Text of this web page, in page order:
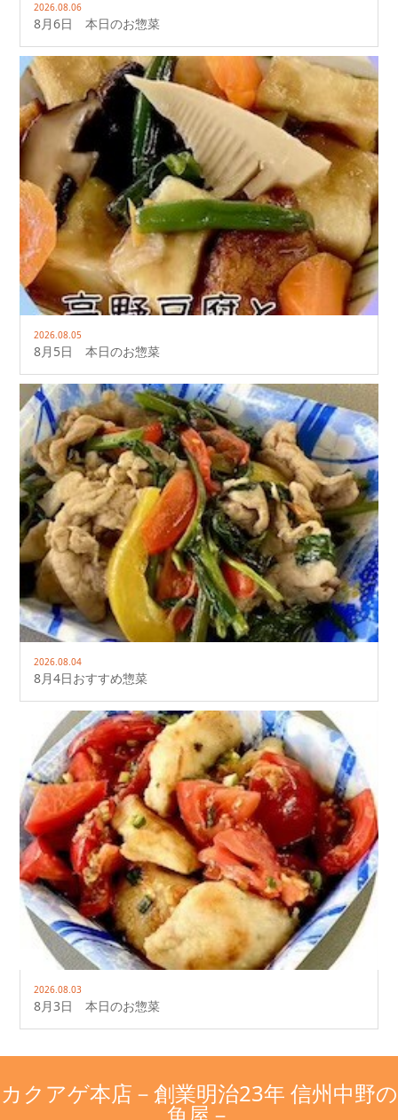
2026.08.06
8月6日 本日のお惣菜
2026.08.05
8月5日 本日のお惣菜
2026.08.04
8月4日おすすめ惣菜
2026.08.03
8月3日 本日のお惣菜
カクアゲ本店－創業明治23年 信州中野の